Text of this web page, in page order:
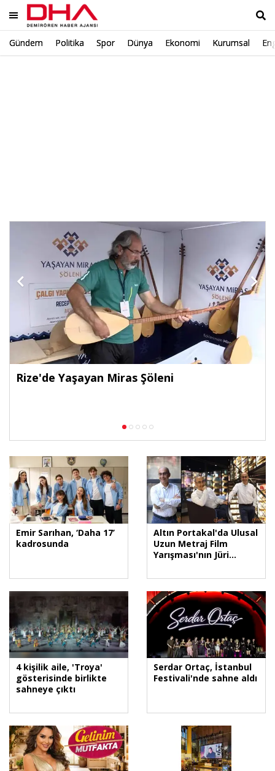
Gündem Politika Spor Dünya Ekonomi Kurumsal
Rize'de Yaşayan Miras Şöleni
Emir Sarıhan, ‘Daha 17’
kadrosunda
Altın Portakal'da Ulusal
Uzun Metraj Film
Yarışması'nın Jüri
4 kişilik aile, 'Troya'
gösterisinde birlikte
sahneye çıktı
Serdar Ortaç, İstanbul
Festivali'nde sahne aldı